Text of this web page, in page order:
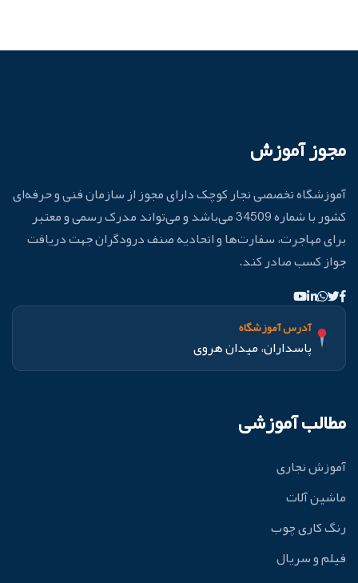
مجوز آموزش
آموزشگاه تخصصی نجار کوچک دارای مجوز از سازمان فنی و حرفه‌ای
کشور با شماره 34509 می‌باشد و می‌تواند مدرک رسمی و معتبر
برای مهاجرت، سفارت‌ها و اتحادیه صنف درودگران جهت دریافت
جواز کسب صادر کند.
آدرس آموزشگاه
پاسداران، میدان هروی
مطالب آموزشی
آموزش نجاری
ماشین آلات
رنگ کاری چوب
فیلم و سریال